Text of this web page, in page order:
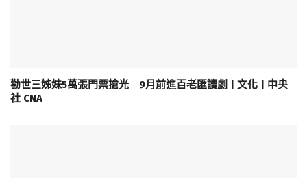
勸世三姊妹5萬張門票搶光 9月前進百老匯讀劇 | 文化 | 中央
社 CNA